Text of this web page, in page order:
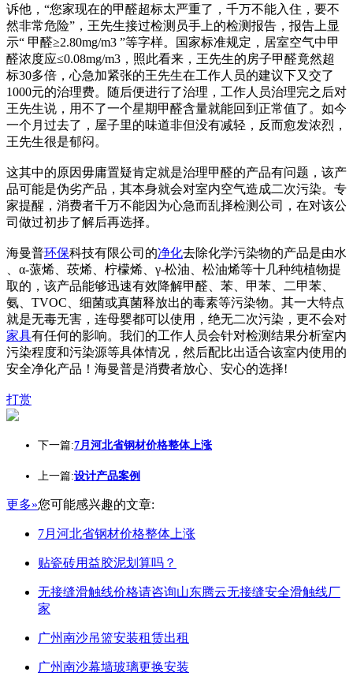
诉他，“您家现在的甲醛超标太严重了，千万不能入住，要不
然非常危险”，王先生接过检测员手上的检测报告，报告上显
示“ 甲醛≥2.80mg/m3 ”等字样。国家标准规定，居室空气中甲
醛浓度应≤0.08mg/m3，照此看来，王先生的房子甲醛竟然超
标30多倍，心急加紧张的王先生在工作人员的建议下又交了
1000元的治理费。随后便进行了治理，工作人员治理完之后对
王先生说，用不了一个星期甲醛含量就能回到正常值了。如今
一个月过去了，屋子里的味道非但没有减轻，反而愈发浓烈，
王先生很是郁闷。
这其中的原因毋庸置疑肯定就是治理甲醛的产品有问题，该产
品可能是伪劣产品，其本身就会对室内空气造成二次污染。专
家提醒，消费者千万不能因为心急而乱择检测公司，在对该公
司做过初步了解后再选择。
海曼普环保科技有限公司的净化去除化学污染物的产品是由水
、α-蒎烯、莰烯、柠檬烯、γ-松油、松油烯等十几种纯植物提
取的，该产品能够迅速有效降解甲醛、苯、甲苯、二甲苯、
氨、TVOC、细菌或真菌释放出的毒素等污染物。其一大特点
就是无毒无害，连母婴都可以使用，绝无二次污染，更不会对
家具有任何的影响。我们的工作人员会针对检测结果分析室内
污染程度和污染源等具体情况，然后配比出适合该室内使用的
安全净化产品！海曼普是消费者放心、安心的选择!
打赏
下一篇:7月河北省钢材价格整体上涨
上一篇:设计产品案例
更多»您可能感兴趣的文章:
7月河北省钢材价格整体上涨
贴瓷砖用益胶泥划算吗？
无接缝滑触线价格请咨询山东腾云无接缝安全滑触线厂
家
广州南沙吊篮安装租赁出租
广州南沙幕墙玻璃更换安装